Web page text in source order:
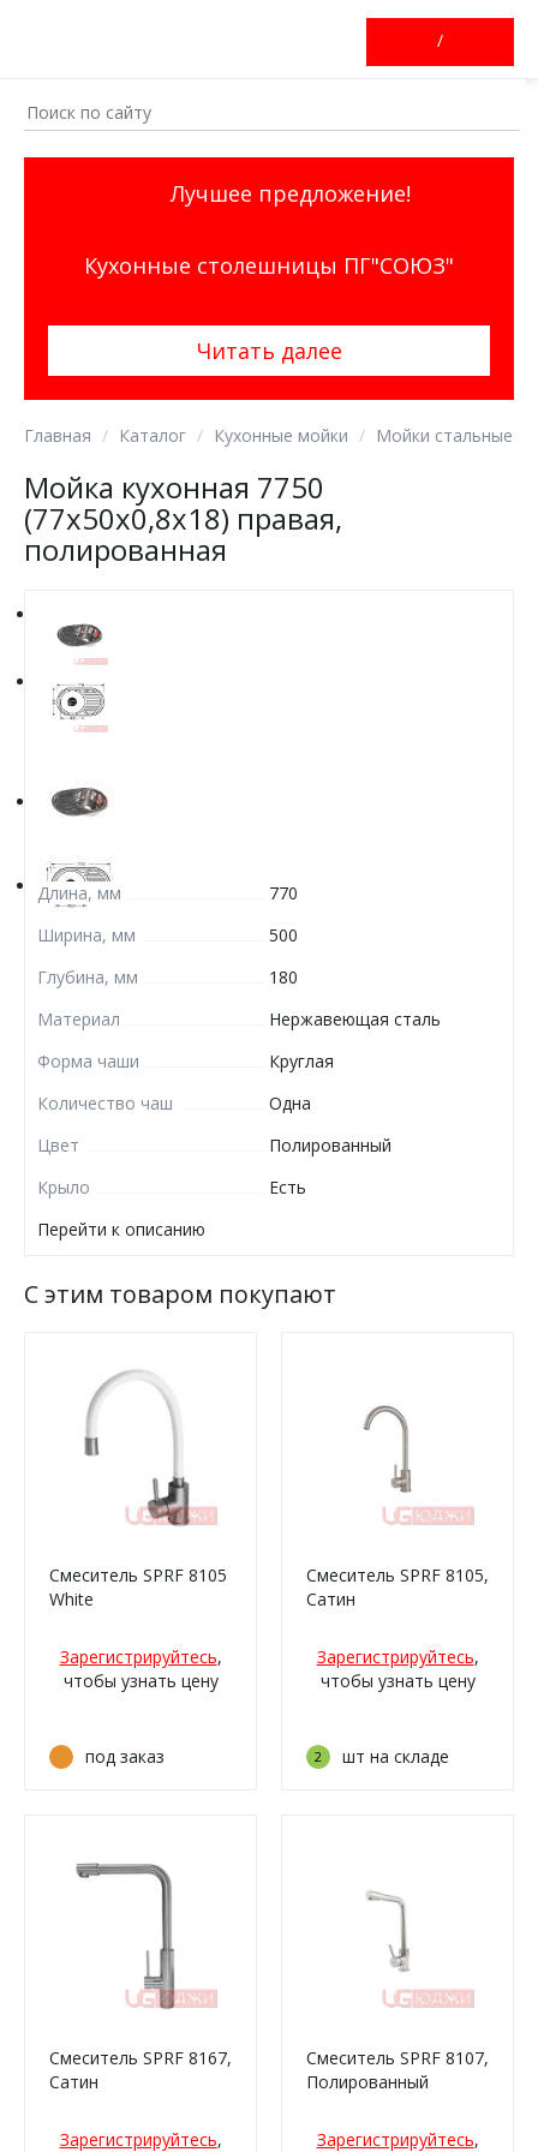
/
Лучшее предложение!
Кухонные столешницы ПГ"СОЮЗ"
Читать далее
Главная Каталог Кухонные мойки Мойки стальные
Мойка кухонная 7750
(77х50х0,8х18) правая,
полированная
Длина, мм
770
Ширина, мм
500
Глубина, мм
180
Материал
Нержавеющая сталь
Форма чаши
Круглая
Количество чаш
Одна
Цвет
Полированный
Крыло
Есть
Перейти к описанию
С этим товаром покупают
Смеситель SPRF 8105
White
Зарегистрируйтесь,
чтобы узнать цену
под заказ
Смеситель SPRF 8105,
Сатин
Зарегистрируйтесь,
чтобы узнать цену
2 шт на складе
Смеситель SPRF 8167,
Сатин
Зарегистрируйтесь,
Смеситель SPRF 8107,
Полированный
Зарегистрируйтесь,